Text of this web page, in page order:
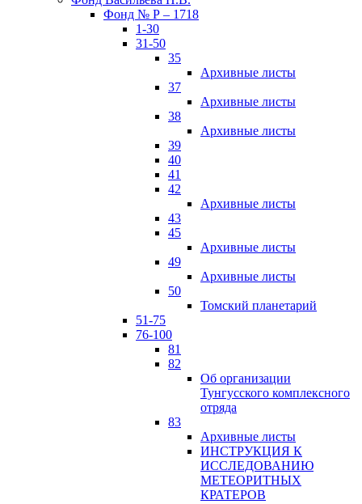
Фонд № Р – 1718
1-30
31-50
35
Архивные листы
37
Архивные листы
38
Архивные листы
39
40
41
42
Архивные листы
43
45
Архивные листы
49
Архивные листы
50
Томский планетарий
51-75
76-100
81
82
Об организации
Тунгусского комплексного
отряда
83
Архивные листы
ИНСТРУКЦИЯ К
ИССЛЕДОВАНИЮ
МЕТЕОРИТНЫХ
КРАТЕРОВ